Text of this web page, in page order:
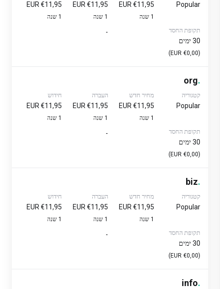
Popular
€11,95 EUR
1 שנה
€11,95 EUR
1 שנה
€11,95 EUR
1 שנה
תקופת החסד
30 ימים
(€0,00 EUR)
-
.
org
קטגוריה
Popular
מחיר חדש
€11,95 EUR
1 שנה
העברה
€11,95 EUR
1 שנה
חידוש
€11,95 EUR
1 שנה
תקופת החסד
30 ימים
(€0,00 EUR)
-
.
biz
קטגוריה
Popular
מחיר חדש
€11,95 EUR
1 שנה
העברה
€11,95 EUR
1 שנה
חידוש
€11,95 EUR
1 שנה
תקופת החסד
30 ימים
(€0,00 EUR)
-
.
info